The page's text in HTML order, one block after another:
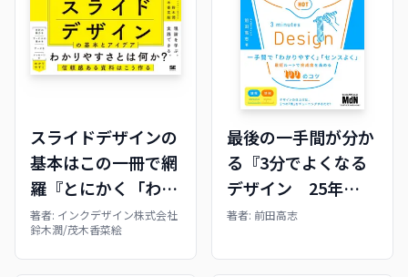
スライドデザインの
基本はこの一冊で網
羅『とにかく「わか
りやすい」スライド
デザインの基本とア
イデア』
著者: インクデザイン株式会社
鈴木潤/茂木香菜絵
最後の一手間が分か
る『3分でよくなる
デザイン 25年
の“気づき”が詰まっ
集』
著者: 前田高志